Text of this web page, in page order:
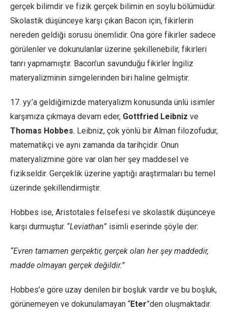
gerçek bilimdir ve fizik gerçek bilimin en soylu bölümüdür.
Skolastik düşünceye karşı çıkan Bacon için, fikirlerin
nereden geldiği sorusu önemlidir. Ona göre fikirler sadece
görülenler ve dokunulanlar üzerine şekillenebilir, fikirleri
tanrı yapmamıştır. Bacon’un savunduğu fikirler İngiliz
materyalizminin simgelerinden biri haline gelmiştir.
17. yy.’a geldiğimizde materyalizm konusunda ünlü isimler
karşımıza çıkmaya devam eder, Gottfried Leibniz ve
Thomas Hobbes. Leibniz, çok yönlü bir Alman filozofudur,
matematikçi ve aynı zamanda da tarihçidir. Onun
materyalizmine göre var olan her şey maddesel ve
fizikseldir. Gerçeklik üzerine yaptığı araştırmaları bu temel
üzerinde şekillendirmiştir.
Hobbes ise, Aristotales felsefesi ve skolastik düşünceye
karşı durmuştur. “Leviathan” isimli eserinde şöyle der:
“Evren tamamen gerçektir, gerçek olan her şey maddedir,
madde olmayan gerçek değildir.”
Hobbes’e göre uzay denilen bir boşluk vardır ve bu boşluk,
görünemeyen ve dokunulamayan “Eter”den oluşmaktadır.